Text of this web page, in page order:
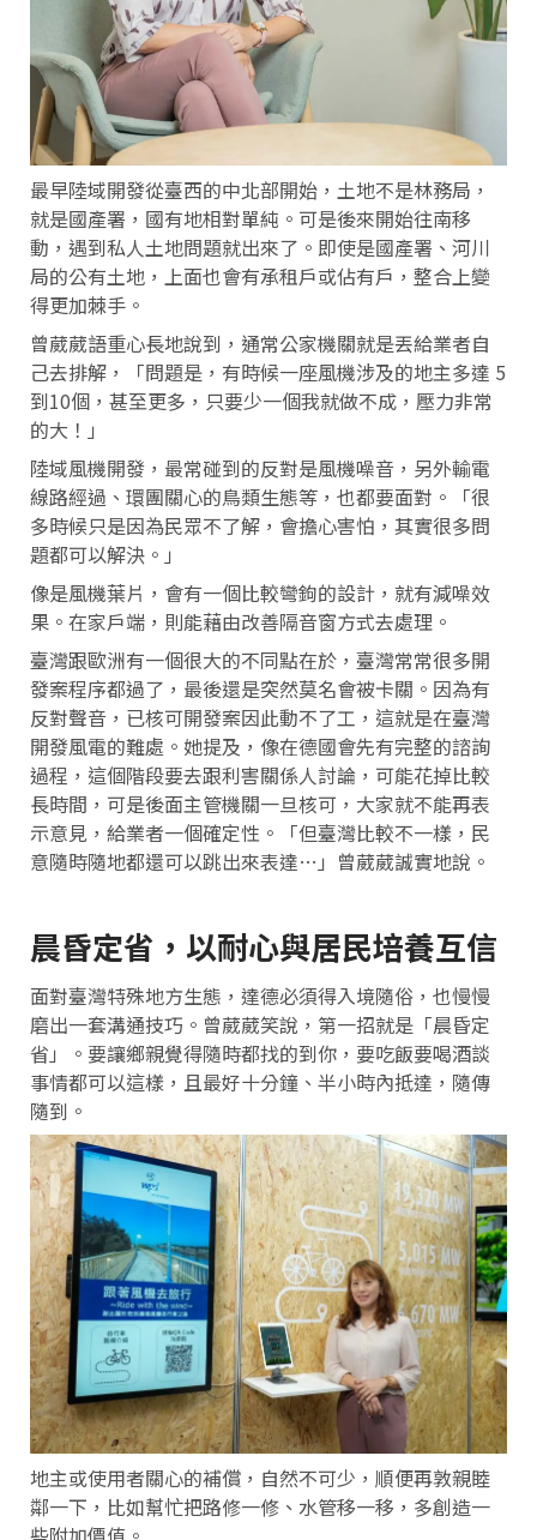
最早陸域開發從臺西的中北部開始，土地不是林務局，
就是國產署，國有地相對單純。可是後來開始往南移
動，遇到私人土地問題就出來了。即使是國產署、河川
局的公有土地，上面也會有承租戶或佔有戶，整合上變
得更加棘手。
曾葳葳語重心長地說到，通常公家機關就是丟給業者自
己去排解，「問題是，有時候一座風機涉及的地主多達 5
到10個，甚至更多，只要少一個我就做不成，壓力非常
的大！」
陸域風機開發，最常碰到的反對是風機噪音，另外輸電
線路經過、環團關心的鳥類生態等，也都要面對。「很
多時候只是因為民眾不了解，會擔心害怕，其實很多問
題都可以解決。」
像是風機葉片，會有一個比較彎鉤的設計，就有減噪效
果。在家戶端，則能藉由改善隔音窗方式去處理。
臺灣跟歐洲有一個很大的不同點在於，臺灣常常很多開
發案程序都過了，最後還是突然莫名會被卡關。因為有
反對聲音，已核可開發案因此動不了工，這就是在臺灣
開發風電的難處。她提及，像在德國會先有完整的諮詢
過程，這個階段要去跟利害關係人討論，可能花掉比較
長時間，可是後面主管機關一旦核可，大家就不能再表
示意見，給業者一個確定性。「但臺灣比較不一樣，民
意隨時隨地都還可以跳出來表達…」曾葳葳誠實地說。
晨昏定省，以耐心與居民培養互信
面對臺灣特殊地方生態，達德必須得入境隨俗，也慢慢
磨出一套溝通技巧。曾葳葳笑說，第一招就是「晨昏定
省」。要讓鄉親覺得隨時都找的到你，要吃飯要喝酒談
事情都可以這樣，且最好十分鐘、半小時內抵達，隨傳
隨到。
地主或使用者關心的補償，自然不可少，順便再敦親睦
鄰一下，比如幫忙把路修一修、水管移一移，多創造一